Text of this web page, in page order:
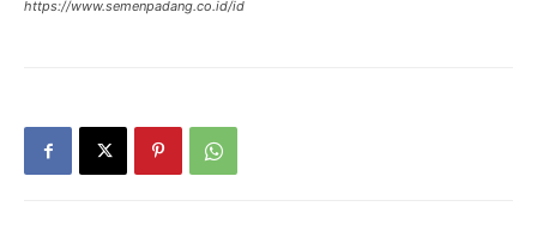
https://www.semenpadang.co.id/id